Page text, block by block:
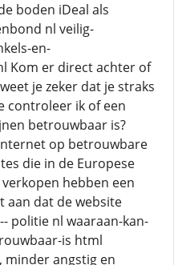
boden iDeal als
nl veilig-
en-
Kom er direct achter of
je zeker dat je straks
controleer ik of een
betrouwbaar is?
op betrouwbare
die in de Europese
hebben een
aan dat de website
politie nl waaraan-kan-
is html
minder angstig en